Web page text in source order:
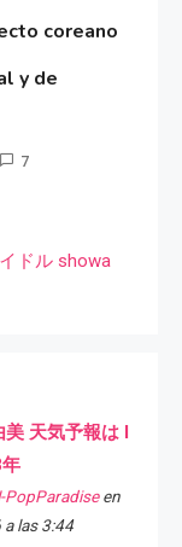
coreano
y de
7
ドル showa
美 天気予報は I
PopParadiseen
las 3:44